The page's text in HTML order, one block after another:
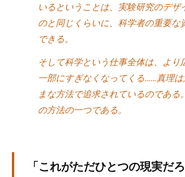
いるということは、実験研究のデザ
のと同じくらいに、科学者の重要な
できる。
そして科学という仕事全体は、より
一部にすぎなくなってくる……真理
まな方法で追求されているのである
の方法の一つである。
「これがただひとつの現実だ